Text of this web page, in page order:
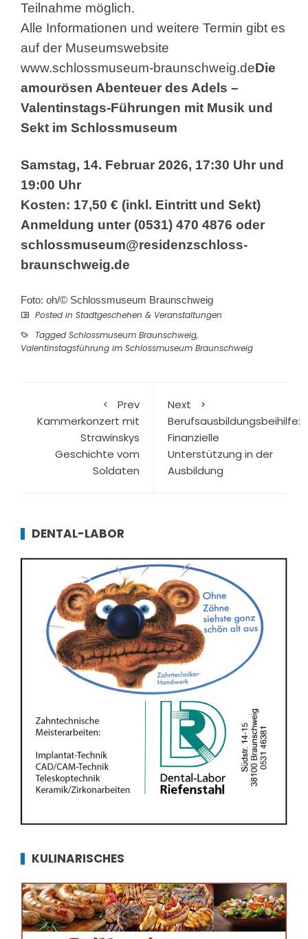
Teilnahme möglich.
Alle Informationen und weitere Termin gibt es
auf der Museumswebsite
www.schlossmuseum-braunschweig.deDie
amourösen Abenteuer des Adels –
Valentinstags-Führungen mit Musik und
Sekt im Schlossmuseum
Samstag, 14. Februar 2026, 17:30 Uhr und
19:00 Uhr
Kosten: 17,50 € (inkl. Eintritt und Sekt)
Anmeldung unter (0531) 470 4876 oder
schlossmuseum@residenzschloss-
braunschweig.de
Foto: oh/© Schlossmuseum Braunschweig
Posted in Stadtgeschehen & Veranstaltungen
Tagged Schlossmuseum Braunschweig,
Valentinstagsführung im Schlossmuseum Braunschweig
Prev
Kammerkonzert mit
Strawinskys
Geschichte vom
Soldaten
Next
Berufsausbildungsbeihilfe:
Finanzielle
Unterstützung in der
Ausbildung
DENTAL-LABOR
KULINARISCHES